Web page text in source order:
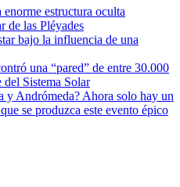
estructura oculta
de las Pléyades
bajo la influencia de una
una “pared” de entre 30.000
Sistema Solar
y Andrómeda? Ahora solo hay un
se produzca este evento épico